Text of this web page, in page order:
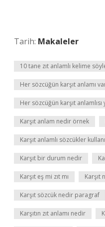
Tarih: Makaleler
10 tane zıt anlamlı kelime
Her sözcüğün karşıt anlamı
Her sözcüğün karşıt
Karşıt anlam nedir örnek
Karşıt anlamlı sözcükler
Karşıt bir durum nedir
Karşıt eş mi zıt mı Karşıt
Karşıt sözcük nedir paragraf
Karşıtın zıt anlamı nedir